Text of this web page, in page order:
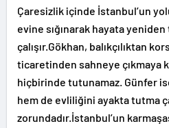
Çaresizlik içinde İstanbul’un
evine sığınarak hayata
çalışır.Gökhan, balıkçılıktan
ticaretinden sahneye çıkmaya
hiçbirinde tutunamaz. Günfer
hem de evliliğini ayakta tutma
zorundadır.İstanbul’un